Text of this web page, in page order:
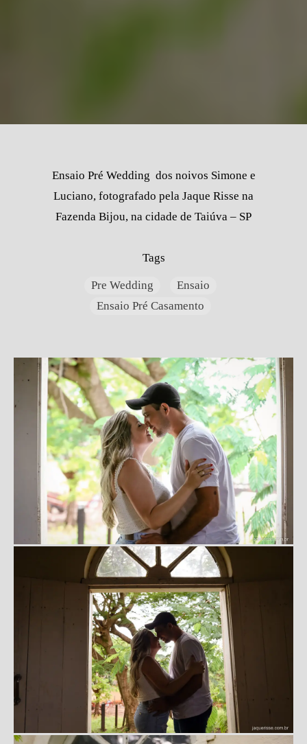
Ensaio Pré Wedding dos noivos Simone e
Luciano, fotografado pela Jaque Risse na
Fazenda Bijou, na cidade de Taiúva – SP
Tags
Pre Wedding
Ensaio
Ensaio Pré Casamento